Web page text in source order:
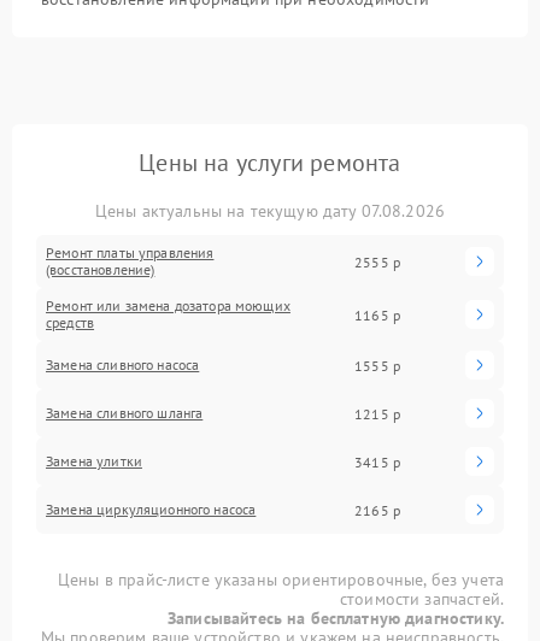
Цены на услуги ремонта
Цены актуальны на текущую дату 07.08.2026
Ремонт платы управления
(восстановление)
2555 р
Ремонт или замена дозатора моющих
средств
1165 р
Замена сливного насоса 1555 р
Замена сливного шланга 1215 р
Замена улитки 3415 р
Замена циркуляционного насоса 2165 р
Цены в прайс-листе указаны ориентировочные, без учета
стоимости запчастей.
Записывайтесь на бесплатную диагностику.